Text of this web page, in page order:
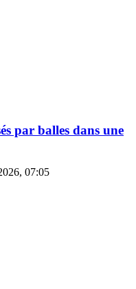
par balles dans une
07:05